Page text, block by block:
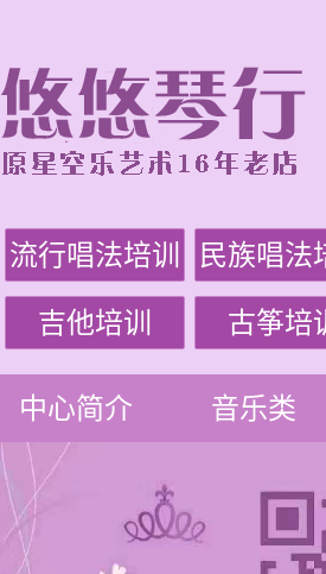
流行唱法培训 民族唱法
吉他培训 古筝培
中心简介 音乐类